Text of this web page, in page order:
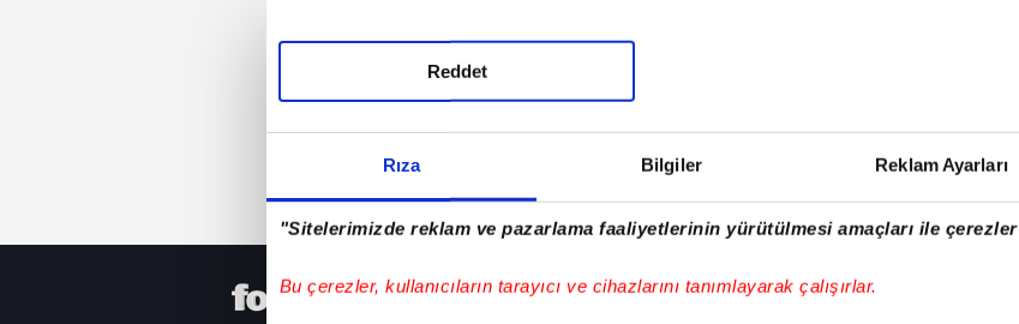
Rıza Bilgiler Reklam Ayarları
"Sitelerimizde reklam ve pazarlama faaliyetlerinin yürütülmesi amaçları ile çerezler
Bu çerezler, kullanıcıların tarayıcı ve cihazlarını tanımlayarak çalışırlar.
Reddet
HER YERDE!